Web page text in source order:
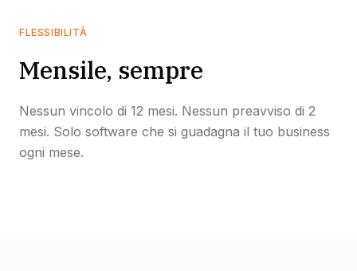
FLESSIBILITÀ
Mensile, sempre
Nessun vincolo di 12 mesi. Nessun preavviso di 2
mesi. Solo software che si guadagna il tuo business
ogni mese.